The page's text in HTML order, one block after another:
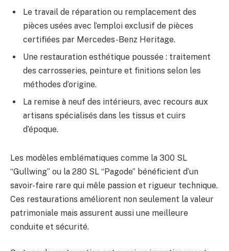
Le travail de réparation ou remplacement des
pièces usées avec l’emploi exclusif de pièces
certifiées par Mercedes-Benz Heritage.
Une restauration esthétique poussée : traitement
des carrosseries, peinture et finitions selon les
méthodes d’origine.
La remise à neuf des intérieurs, avec recours aux
artisans spécialisés dans les tissus et cuirs
d’époque.
Les modèles emblématiques comme la 300 SL
“Gullwing” ou la 280 SL “Pagode” bénéficient d’un
savoir-faire rare qui mêle passion et rigueur technique.
Ces restaurations améliorent non seulement la valeur
patrimoniale mais assurent aussi une meilleure
conduite et sécurité.